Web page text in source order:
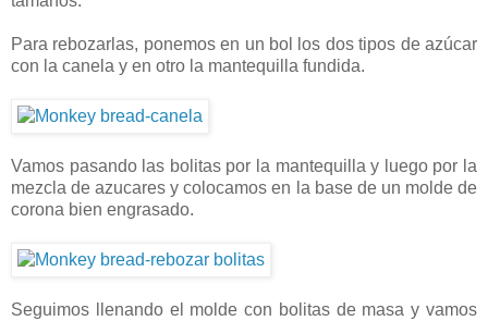
Para rebozarlas, ponemos en un bol los dos tipos de azúcar
con la canela y en otro la mantequilla fundida.
Vamos pasando las bolitas por la mantequilla y luego por la
mezcla de azucares y colocamos en la base de un molde de
corona bien engrasado.
Seguimos llenando el molde con bolitas de masa y vamos